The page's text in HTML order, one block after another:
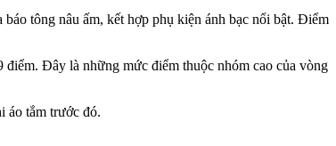
tông nâu ấm, kết hợp phụ kiện ánh bạc nổi bật. Điểm
Đây là những mức điểm thuộc nhóm cao của vòng
áo tắm trước đó.